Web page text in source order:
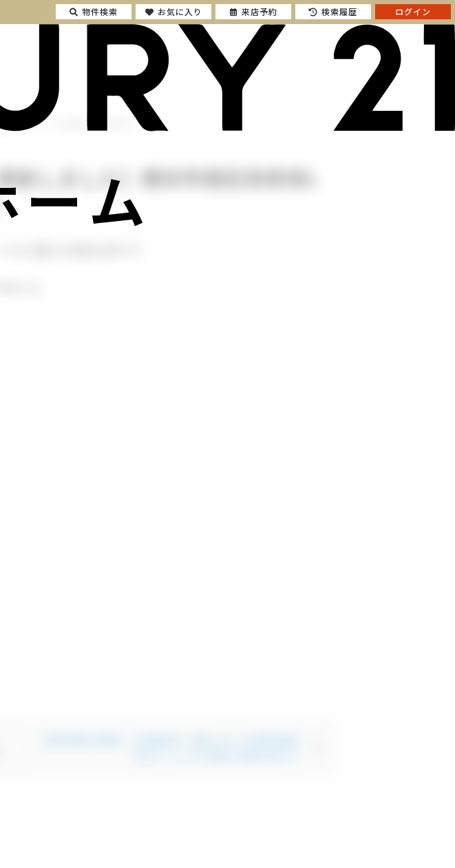
ーム
用1棟アパートをご購入のS様のお声です
しました】横浜市南区投資用1
物件検索 お気に入り 来店予約 検索履歴 ログイン